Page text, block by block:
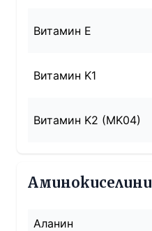
Витамин E
Витамин K1
Витамин K2 (MK04)
Аминокиселини
Аланин